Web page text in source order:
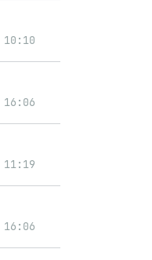
10:10
16:06
11:19
16:06